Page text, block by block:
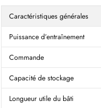
Caractéristiques générales
Puissance d’entraînement
Commande
Capacité de stockage
Longueur utile du bâti